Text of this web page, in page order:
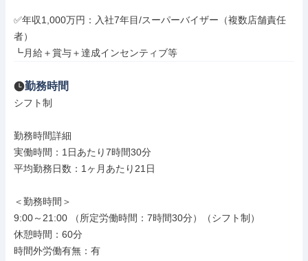
✅年収1,000万円：入社7年目/スーパーバイザー（複数店舗責任
者）
┗月給＋賞与＋達成インセンティブ等
勤務時間
シフト制
勤務時間詳細
実働時間：1日あたり7時間30分
平均勤務日数：1ヶ月あたり21日
＜勤務時間＞
9:00～21:00 （所定労働時間：7時間30分）（シフト制）
休憩時間：60分
時間外労働有無：有